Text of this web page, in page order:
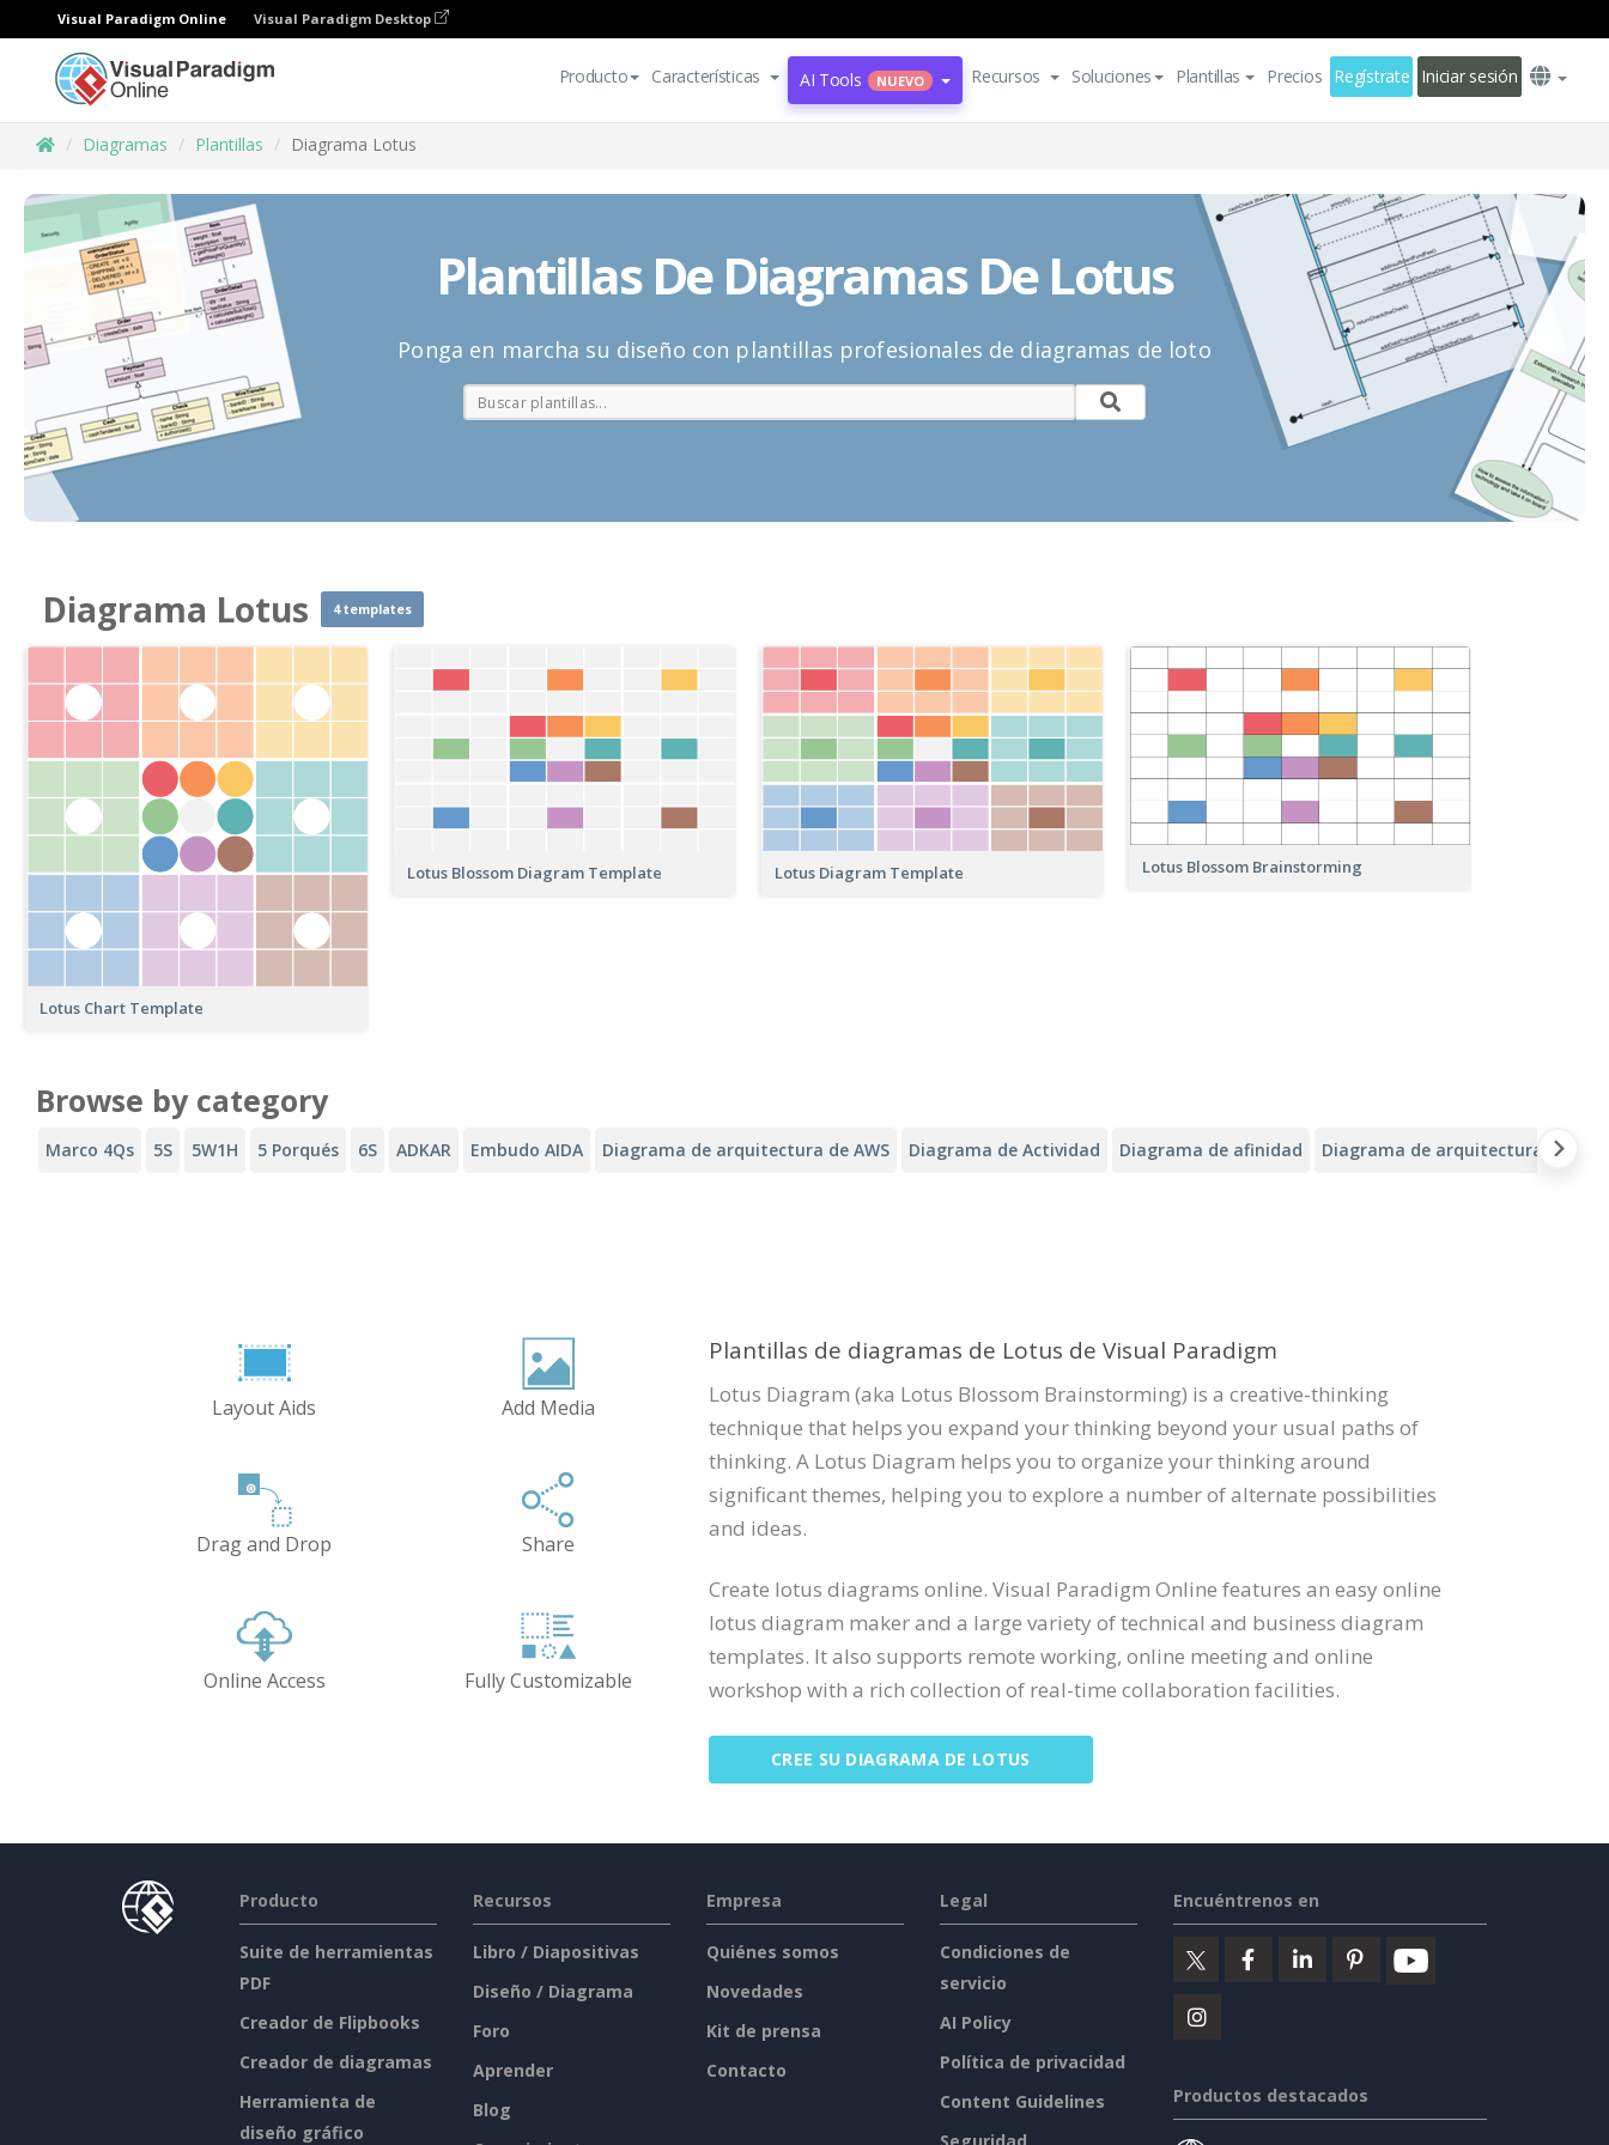
Visual Paradigm Online Visual Paradigm Desktop
Producto Características AI Tools NUEVO Recursos Soluciones Plantillas Precios Regístrate Iniciar sesión
Diagramas Plantillas Diagrama Lotus
Plantillas De Diagramas De Lotus
Ponga en marcha su diseño con plantillas profesionales de diagramas de loto
Diagrama Lotus 4 templates
Lotus Chart Template
Lotus Blossom Diagram Template Lotus Diagram Template Lotus Blossom Brainstorming
Browse by category
Marco 4Qs 5S 5W1H 5 Porqués 6S ADKAR Embudo AIDA Diagrama de arquitectura de AWS Diagrama de Actividad Diagrama de afinidad Diagrama de arquitectura de
Layout Aids Add Media
Drag and Drop Share
Online Access Fully Customizable
Plantillas de diagramas de Lotus de Visual Paradigm
Lotus Diagram (aka Lotus Blossom Brainstorming) is a creative-thinking
technique that helps you expand your thinking beyond your usual paths of
thinking. A Lotus Diagram helps you to organize your thinking around
significant themes, helping you to explore a number of alternate possibilities
and ideas.
Create lotus diagrams online. Visual Paradigm Online features an easy online
lotus diagram maker and a large variety of technical and business diagram
templates. It also supports remote working, online meeting and online
workshop with a rich collection of real-time collaboration facilities.
CREE SU DIAGRAMA DE LOTUS
Producto
Suite de herramientas
PDF
Creador de Flipbooks
Creador de diagramas
Herramienta de
diseño gráfico
Recursos
Libro / Diapositivas
Diseño / Diagrama
Foro
Aprender
Blog
Empresa
Quiénes somos
Novedades
Kit de prensa
Contacto
Legal
Condiciones de
servicio
AI Policy
Política de privacidad
Content Guidelines
Seguridad
Encuéntrenos en
Productos destacados